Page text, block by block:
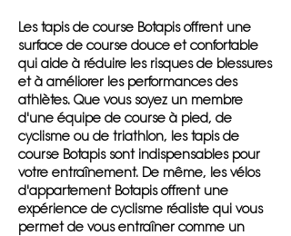
Les tapis de course Botapis offrent une
surface de course douce et confortable
qui aide à réduire les risques de blessures
et à améliorer les performances des
athlètes. Que vous soyez un membre
d'une équipe de course à pied, de
cyclisme ou de triathlon, les tapis de
course Botapis sont indispensables pour
votre entraînement. De même, les vélos
d'appartement Botapis offrent une
expérience de cyclisme réaliste qui vous
permet de vous entraîner comme un